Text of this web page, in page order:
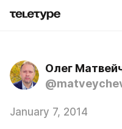
Олег
January 7, 2014